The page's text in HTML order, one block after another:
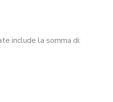
include la somma di: